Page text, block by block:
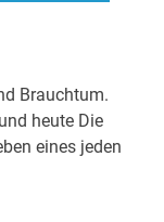
Brauchtum.
heute Die
eines jeden